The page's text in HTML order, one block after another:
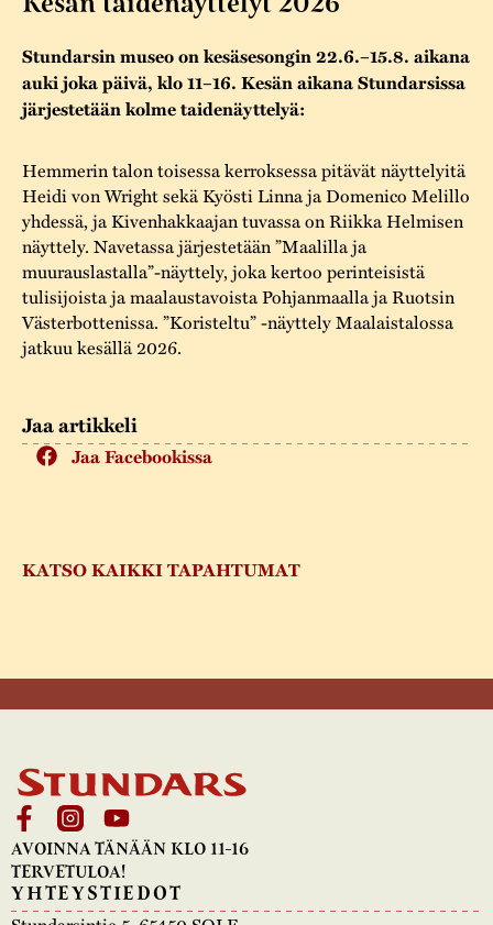
Vaellusreitti
Saavutettavuus
Kestävä kehitys
Turvallisuus
Yhteystiedot
Varaa tilat
Rakennusperintö
Museokokoelmat
Museopedagogiikka
Käsityö
Projektit
YSTÄVÄT
Markkinat
Vuosikertomukset
Vuoden Gunnar
Jaa artikkeli
Jaa Facebookissa
KATSO KAIKKI TAPAHTUMAT
Stundarsin museo on kesäsesongin 22.6.–15.8. aikana
auki joka päivä, klo 11–16. Kesän aikana Stundarsissa
järjestetään kolme taidenäyttelyä:
Hemmerin talon toisessa kerroksessa pitävät näyttelyitä
Heidi von Wright sekä Kyösti Linna ja Domenico Melillo
yhdessä, ja Kivenhakkaajan tuvassa on Riikka Helmisen
näyttely. Navetassa järjestetään ”Maalilla ja
muurauslastalla”-näyttely, joka kertoo perinteisistä
tulisijoista ja maalaustavoista Pohjanmaalla ja Ruotsin
Västerbottenissa. ”Koristeltu” -näyttely Maalaistalossa
jatkuu kesällä 2026.
AVOINNA TÄNÄÄN KLO 11-16
TERVETULOA!
YHTEYSTIEDOT